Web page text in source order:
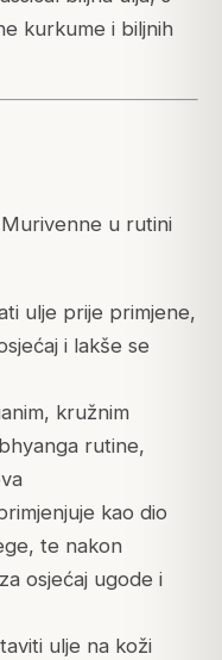
kurkume i biljnih
u rutini
ulje prije primjene,
i lakše se
kružnim
rutine,
kao dio
te nakon
osjećaj ugode i
ulje na koži